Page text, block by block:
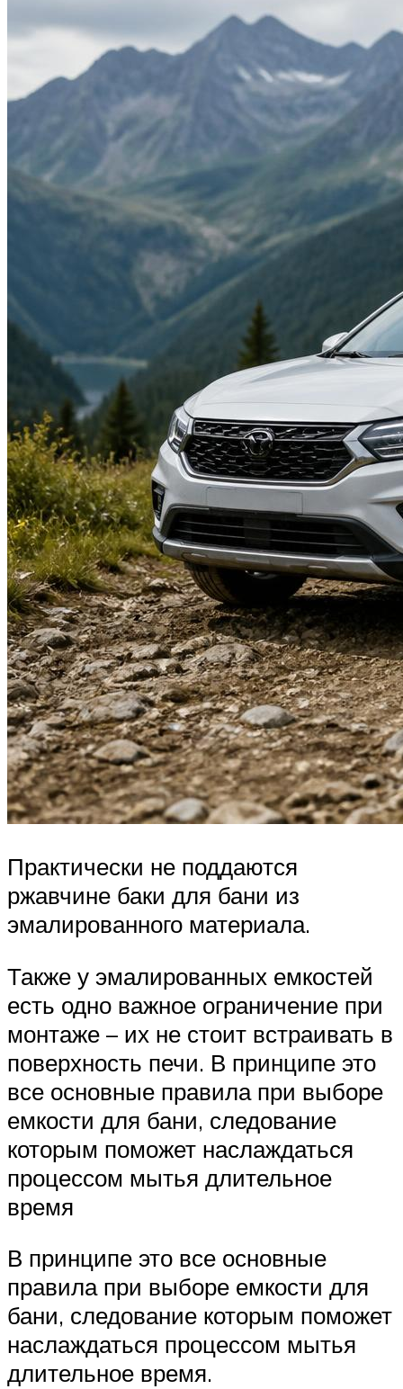
Практически не поддаются
ржавчине баки для бани из
эмалированного материала.
Также у эмалированных емкостей
есть одно важное ограничение при
монтаже – их не стоит встраивать в
поверхность печи. В принципе это
все основные правила при выборе
емкости для бани, следование
которым поможет наслаждаться
процессом мытья длительное
время
В принципе это все основные
правила при выборе емкости для
бани, следование которым поможет
наслаждаться процессом мытья
длительное время.